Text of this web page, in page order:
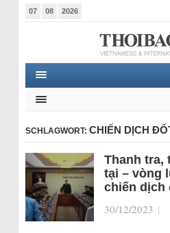
07 08 2026
SCHLAGWORT: CHIẾN DỊCH
Thanh tra,
tại – vòng
chiến dịch
30/12/2023 |